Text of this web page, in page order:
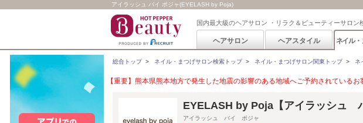
アイラッシュ バイ ポジャ(EYELASH by Poja)
国内最大級のヘアサロン ・リラク＆ビューティーサロン
ヘアサロン ヘアスタイル ネイル
総合トップ> ネイル・まつげサロン検索トップ> ネイル・まつげサロン関東トップ> ネ
【重要】熊本県熊本地方で発生した地震の影響のある地域へご予約されているお
EYELASH by Poja【アイラッシュ
アイラッシュ バイ ポジャ